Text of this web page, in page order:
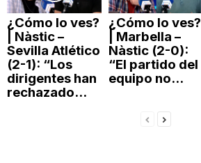
¿Cómo lo ves?
| Nàstic –
Sevilla Atlético
(2-1): “Los
dirigentes han
rechazado...
¿Cómo lo ves?
| Marbella –
Nàstic (2-0):
“El partido del
equipo no...